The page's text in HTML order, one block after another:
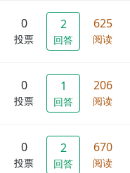
0
投票
2
回答
625
阅读
0
投票
1
回答
206
阅读
0
投票
2
回答
670
阅读